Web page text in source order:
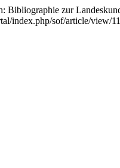
Bibliographie zur
index.php/sof/article/view/